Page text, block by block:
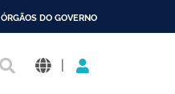
ÓRGÃOS DO GOVERNO
|